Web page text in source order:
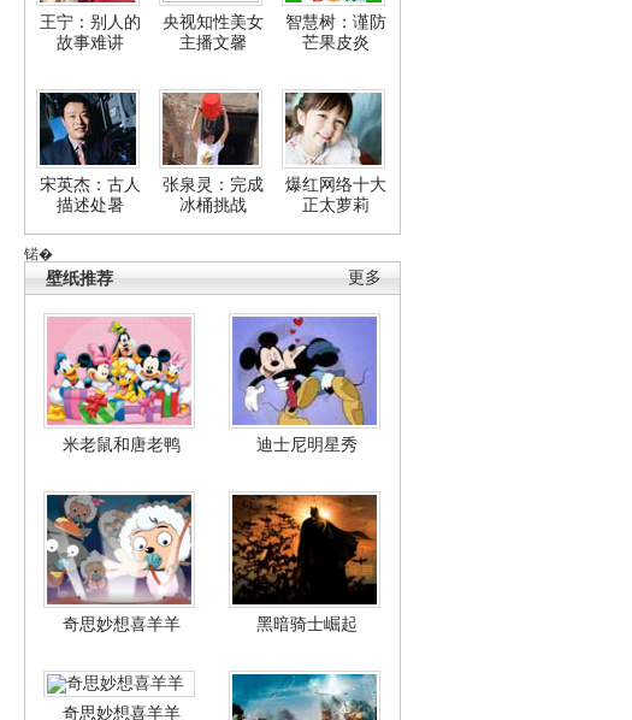
王宁：别人的
故事难讲
央视知性美女
主播文馨
智慧树：谨防
芒果皮炎
宋英杰：古人
描述处暑
张泉灵：完成
冰桶挑战
爆红网络十大
正太萝莉
锘�
更多
壁纸推荐
米老鼠和唐老鸭 迪士尼明星秀
奇思妙想喜羊羊 黑暗骑士崛起
奇思妙想喜羊羊